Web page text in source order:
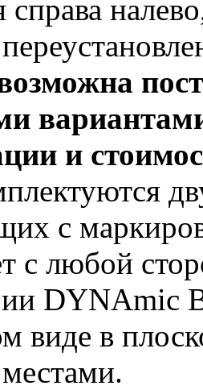
справа
и
с
с любой
DYNAmic
виде в